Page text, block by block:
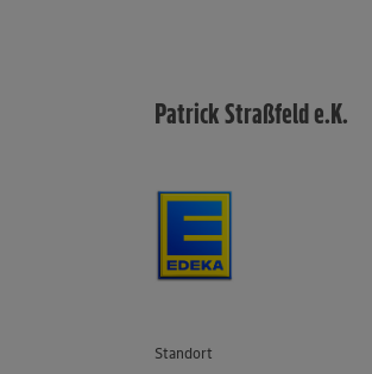
Patrick Straßfeld e.K.
Standort